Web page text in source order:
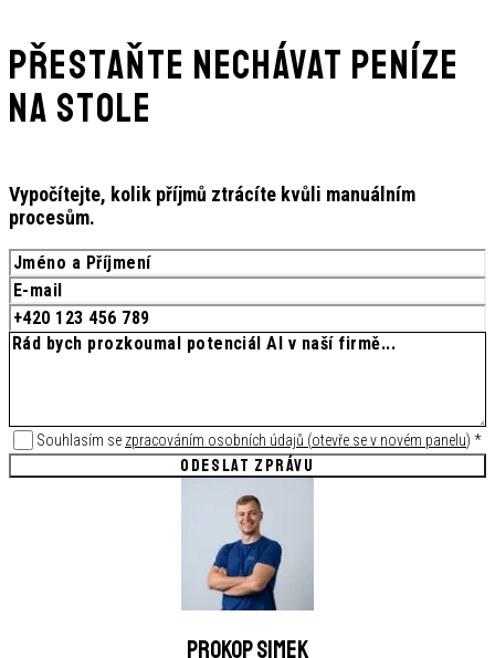
Přestaňte nechávat peníze
na stole
Vypočítejte, kolik příjmů ztrácíte kvůli manuálním
procesům.
Souhlasím se zpracováním osobních údajů (otevře se v novém panelu) *
ODESLAT ZPRÁVU
Prokop Simek